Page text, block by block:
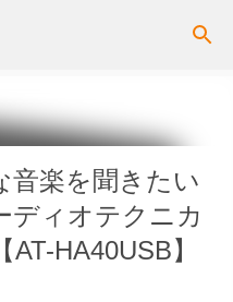
ンテンツに移動
音楽を聞きたい
ディオテクニカ
HA40USB】